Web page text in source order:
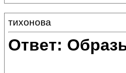
тихонова
Ответ: